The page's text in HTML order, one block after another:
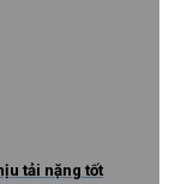
tải nặng tốt